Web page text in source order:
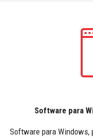
Software para
Software para Windows,